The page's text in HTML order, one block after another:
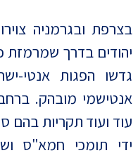
בצרפת ובגרמניה
יהודים בדרך שמרמזת
גדשו הפגות אנטי-
אנטישמי מובהק.
עוד ועוד תקריות בהם
ידי תומכי חמא"ס